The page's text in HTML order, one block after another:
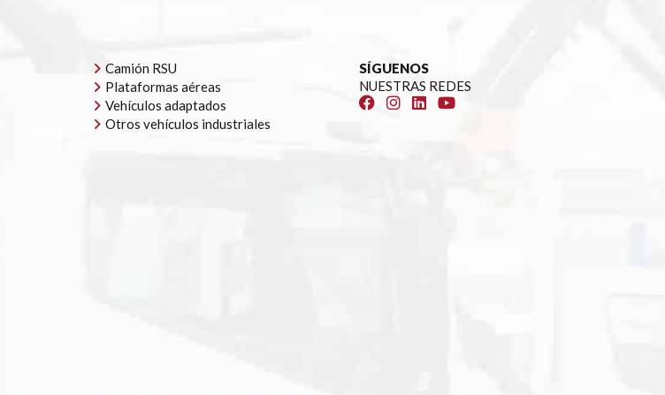
Camión RSU
Plataformas aéreas
Vehículos adaptados
Otros vehículos industriales
SÍGUENOS
NUESTRAS REDES